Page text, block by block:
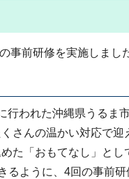
事前研修を実施しまし
われた沖縄県うるま
さんの温かい対応で
た「おもてなし」と
るように、4回の事前